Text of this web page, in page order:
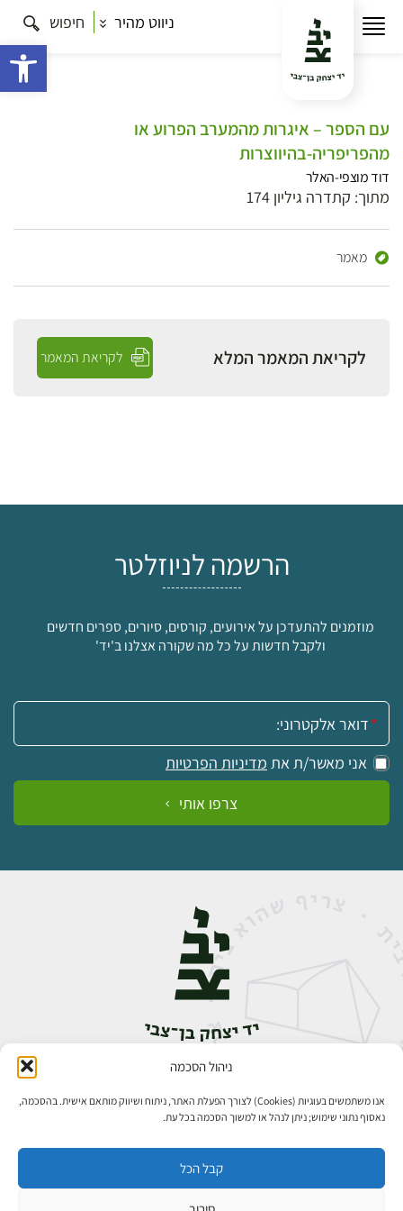
ניהול הסכמה
אנו משתמשים בעוגיות (Cookies) לצורך הפעלת האתר, ניתוח ושיווק מותאם אישית. בהסכמה,
נאסוף נתוני שימוש; ניתן לנהל או למשוך הסכמה בכל עת.
קבל הכל
ניווט מהיר חיפוש
עם הספר – איגרות מהמערב הפרוע או
מהפריפריה-בהיווצרות
דוד מוצפי-האלר
מתוך: קתדרה גיליון 174
מאמר
לקריאת המאמר המלא לקריאת המאמר
הרשמה לניוזלטר
מוזמנים להתעדכן על אירועים, קורסים, סיורים, ספרים חדשים
ולקבל חדשות על כל מה שקורה אצלנו ב'יד'
אימייל:
אני מאשר/ת את מדיניות הפרטיות
צרפו אותי
אבן גבירול 14, רחביה, ירושלים